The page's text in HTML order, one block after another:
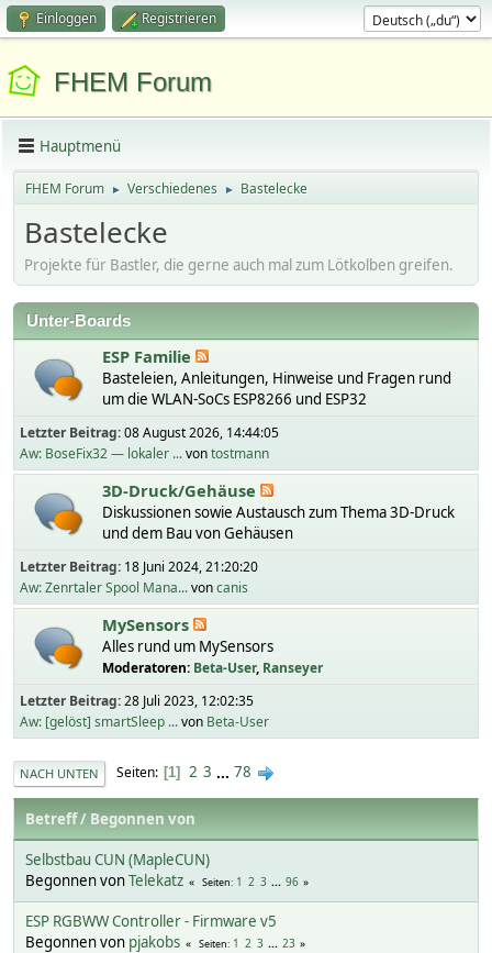
Einloggen Registrieren
FHEM Forum
Hauptmenü
FHEM Forum ► Verschiedenes ► Bastelecke
Bastelecke
Projekte für Bastler, die gerne auch mal zum Lötkolben greifen.
Unter-Boards
ESP Familie
Basteleien, Anleitungen, Hinweise und Fragen rund
um die WLAN-SoCs ESP8266 und ESP32
Letzter Beitrag:08 August 2026, 14:44:05
Aw: BoseFix32 — lokaler ...vontostmann
3D-Druck/Gehäuse
Diskussionen sowie Austausch zum Thema 3D-Druck
und dem Bau von Gehäusen
Letzter Beitrag: 18 Juni 2024, 21:20:20
Aw: Zenrtaler Spool Mana...voncanis
MySensors
Alles rund um MySensors
Moderatoren: Beta-User, Ranseyer
Letzter Beitrag:28 Juli 2023, 12:02:35
Aw: [gelöst] smartSleep ...von Beta-User
NACH UNTEN Seiten 1 2 3 ... 78
Betreff/ Begonnen von
Selbstbau CUN (MapleCUN)
Begonnen vonTelekatz Seiten 1 2 3 ... 96
ESP RGBWW Controller - Firmware v5
Begonnen von pjakobs Seiten 1 2 3 ... 23